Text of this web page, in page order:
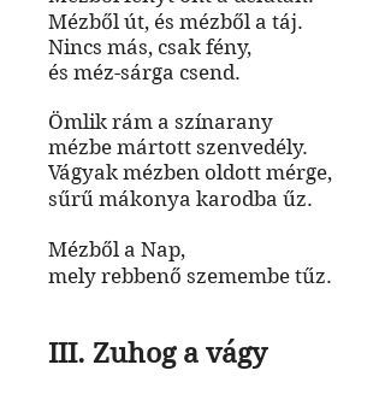
Mézből út, és mézből a táj.
Nincs más, csak fény,
és méz-sárga csend.
Ömlik rám a színarany
mézbe mártott szenvedély.
Vágyak mézben oldott mérge,
sűrű mákonya karodba űz.
Mézből a Nap,
mely rebbenő szemembe tűz.
III. Zuhog a vágy